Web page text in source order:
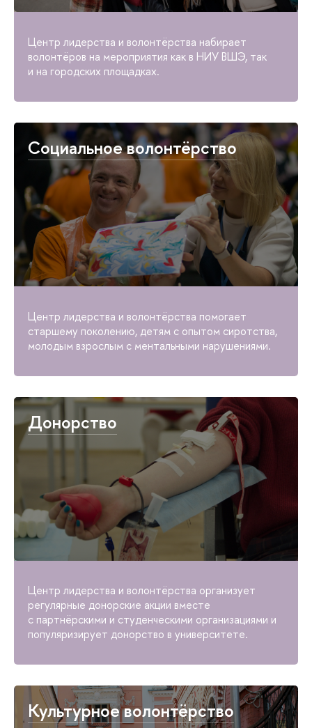
Центр лидерства и волонтёрства набирает
волонтёров на мероприятия как в НИУ ВШЭ, так
и на городских площадках.
Социальное волонтёрство
Центр лидерства и волонтёрства помогает
старшему поколению, детям с опытом сиротства,
молодым взрослым с ментальными нарушениями.
Донорство
Центр лидерства и волонтёрства организует
регулярные донорские акции вместе
с партнёрскими и студенческими организациями и
популяризирует донорство в университете.
Культурное волонтёрство